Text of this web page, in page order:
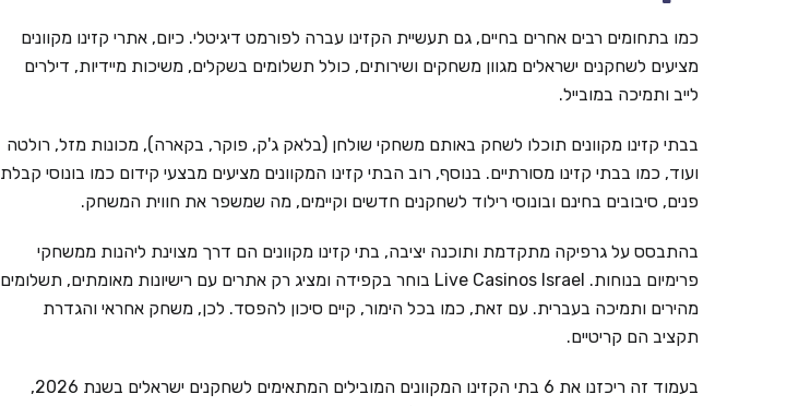
כמו בתחומים רבים אחרים בחיים, גם תעשיית הקזינו עברה לפורמט דיגיטלי. כיום, אתרי קזינו מקוונים
מציעים לשחקנים ישראלים מגוון משחקים ושירותים, כולל תשלומים בשקלים, משיכות מיידיות, דילרים
לייב ותמיכה במובייל.
בבתי קזינו מקוונים תוכלו לשחק באותם משחקי שולחן (בלאק ג'ק, פוקר, בקארה), מכונות מזל, רולטה
ועוד, כמו בבתי קזינו מסורתיים. בנוסף, רוב הבתי קזינו המקוונים מציעים מבצעי קידום כמו בונוסי קבלת
פנים, סיבובים בחינם ובונוסי רילוד לשחקנים חדשים וקיימים, מה שמשפר את חווית המשחק.
בהתבסס על גרפיקה מתקדמת ותוכנה יציבה, בתי קזינו מקוונים הם דרך מצוינת ליהנות ממשחקי
פרימיום בנוחות. Live Casinos Israel בוחר בקפידה ומציג רק אתרים עם רישיונות מאומתים, תשלומים
מהירים ותמיכה בעברית. עם זאת, כמו בכל הימור, קיים סיכון להפסד. לכן, משחק אחראי והגדרת
תקציב הם קריטיים.
בעמוד זה ריכזנו את 6 בתי הקזינו המקוונים המובילים המתאימים לשחקנים ישראלים בשנת 2026,